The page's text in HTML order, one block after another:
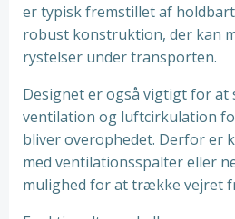
er typisk fremstillet af
robust konstruktion, der kan
rystelser under transporten.
Designet er også vigtigt for at
ventilation og luftcirkulation
bliver overophedet. Derfor er
med ventilationsspalter eller
mulighed for at trække vejret